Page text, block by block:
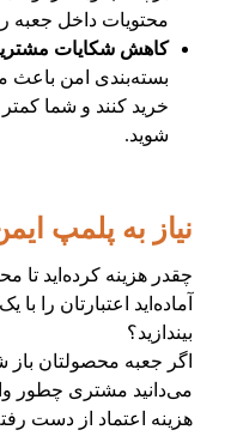
محتویات داخل جعبه
کاهش شکایات
بسته‌بندی امن باعث
خرید کنند و شما
شوید.
نیاز به پلمپ
چقدر هزینه کرده‌اید تا
آماده‌اید اعتبارتان را
بیندازید؟
اگر جعبه محصولتان باز
می‌دانید مشتری چطور
هزینه اعتماد از دست